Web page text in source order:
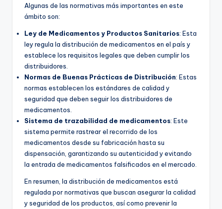
Algunas de las normativas más importantes en este
ámbito son:
Ley de Medicamentos y Productos Sanitarios: Esta
ley regula la distribución de medicamentos en el país y
establece los requisitos legales que deben cumplir los
distribuidores.
Normas de Buenas Prácticas de Distribución: Estas
normas establecen los estándares de calidad y
seguridad que deben seguir los distribuidores de
medicamentos.
Sistema de trazabilidad de medicamentos: Este
sistema permite rastrear el recorrido de los
medicamentos desde su fabricación hasta su
dispensación, garantizando su autenticidad y evitando
la entrada de medicamentos falsificados en el mercado.
En resumen, la distribución de medicamentos está
regulada por normativas que buscan asegurar la calidad
y seguridad de los productos, así como prevenir la